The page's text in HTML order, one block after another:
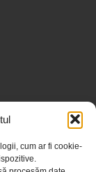
cum ar fi cookie-